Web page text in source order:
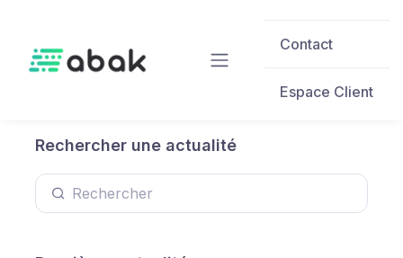
Contact
Espace Client
Rechercher une actualité